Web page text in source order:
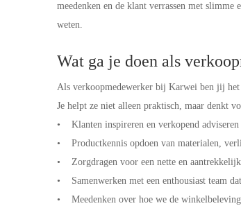
meedenken en de klant verrassen met
weten.
Wat ga je doen als
Als verkoopmedewerker bij Karwei ben jij
Je helpt ze niet alleen praktisch, maar denkt
• Klanten inspireren en verkopend adviseren
• Productkennis opdoen van materialen,
• Zorgdragen voor een nette en
• Samenwerken met een enthousiast team
• Meedenken over hoe we de